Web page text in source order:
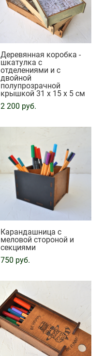
Деревянная коробка -
шкатулка с
отделениями и с
двойной
полупрозрачной
крышкой 31 х 15 х 5 см
2 200 pуб.
Карандашница с
меловой стороной и
секциями
750 pуб.